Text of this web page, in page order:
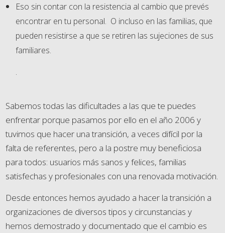
Eso sin contar con la resistencia al cambio que prevés
encontrar en tu personal. O incluso en las familias, que
pueden resistirse a que se retiren las sujeciones de sus
familiares.
.
Sabemos todas las dificultades a las que te puedes
enfrentar porque pasamos por ello en el año 2006 y
tuvimos que hacer una transición, a veces difícil por la
falta de referentes, pero a la postre muy beneficiosa
para todos: usuarios más sanos y felices, familias
satisfechas y profesionales con una renovada motivación.
Desde entonces hemos ayudado a hacer la transición a
organizaciones de diversos tipos y circunstancias y
hemos demostrado y documentado que el cambio es